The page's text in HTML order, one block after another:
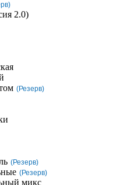
2.0)
(Резерв)
(Резерв)
(Резерв)
микс